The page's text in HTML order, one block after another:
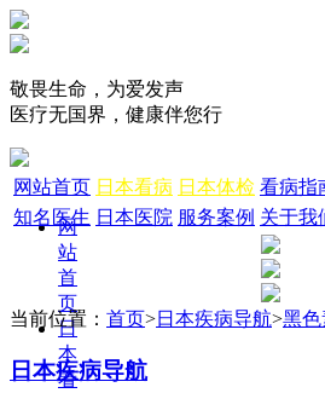
敬畏生命，为爱发声
医疗无国界，健康伴您行
网
站
首
页
日
本
看
网站首页 日本看病 日本体检 看病指
知名医生 日本医院 服务案例 关于我
当前位置： 首页>日本疾病导航>黑
日本疾病导航